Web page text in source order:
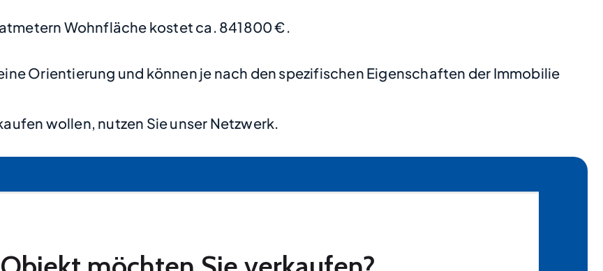
Wohnfläche kostet ca. 841800 €.
Orientierung und können je nach den spezifischen Eigenschaften der Immobilie
wollen, nutzen Sie unser Netzwerk.